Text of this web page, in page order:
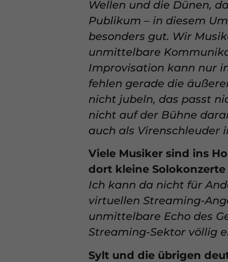
Wellen und die Dünen,
Publikum – in diesem
besonders gut. Wir
unmittelbare
Improvisation kann nur
fehlen gerade die
nicht jubeln, das passt
nicht auf der Bühne
auch als Virenschleuder
Viele Musiker sind ins
dort kleine
Ich kann da nicht für
virtuellen Streaming-
unmittelbare Echo des
Streaming-Sektor völlig
Sylt und die übrigen
unserer
Hier finden Sie eine
Kategorien geben
auswählen.
Alle akzeptieren
Essenziell (1)
Essenzielle Cookies
erforderlich.
Externe Medien
Inhalte von
externen Medien